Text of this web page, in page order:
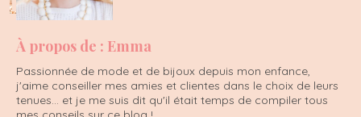
À propos de : Emma
Passionnée de mode et de bijoux depuis mon enfance,
j'aime conseiller mes amies et clientes dans le choix de leurs
tenues... et je me suis dit qu'il était temps de compiler tous